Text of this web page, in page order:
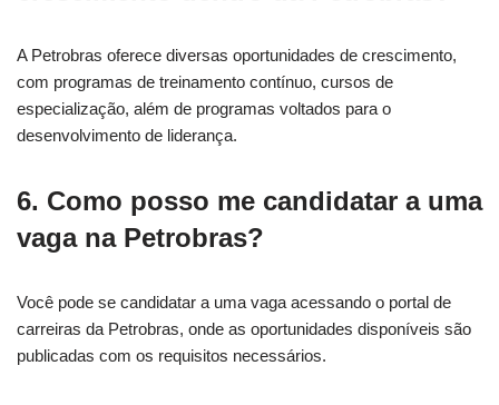
A Petrobras oferece diversas oportunidades de crescimento,
com programas de treinamento contínuo, cursos de
especialização, além de programas voltados para o
desenvolvimento de liderança.
6. Como posso me candidatar a uma
vaga na Petrobras?
Você pode se candidatar a uma vaga acessando o portal de
carreiras da Petrobras, onde as oportunidades disponíveis são
publicadas com os requisitos necessários.